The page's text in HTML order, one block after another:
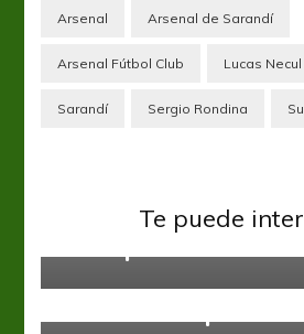
Arsenal Arsenal de Sarandí
Arsenal Fútbol Club Lucas Necul
Sarandí Sergio Rondina
Te puede
Defensa y Justicia Liga